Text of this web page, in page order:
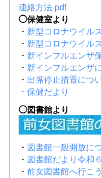
連絡方法.pdf
◯保健室より
・ 新型コロナウイル
・ 新型コロナウイル
・ 新インフルエンザ
・ 新インフルエンザ
・ 出席停止措置につ
・ 保健だより
◯図書館より
・ 図書館一般開放に
・ 図書館だより令和
・ 前女図書館へ行こ